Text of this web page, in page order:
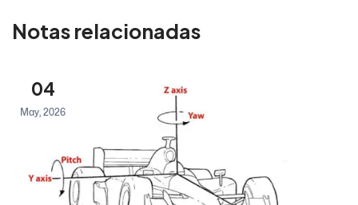
Notas relacionadas
04
May, 2026